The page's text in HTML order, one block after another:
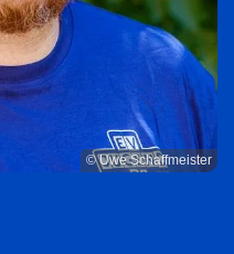
© Uwe Schaffmeister